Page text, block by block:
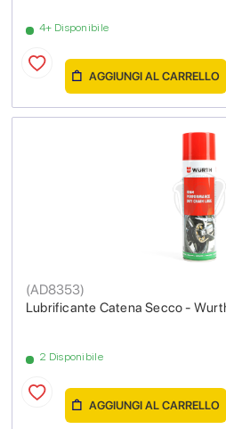
4+ Disponibile
AGGIUNGI AL CARRELLO
Lubrificante Catena Secco -
(AD8353)
2 Disponibile
AGGIUNGI AL CARRELLO